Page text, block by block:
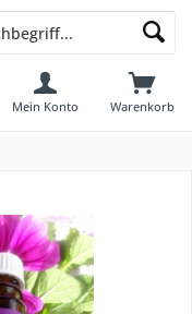
Warenkorb
Mein Konto